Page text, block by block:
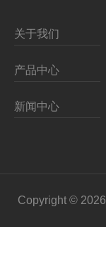
关于我们
产品中心
新闻中心
Copyright ©